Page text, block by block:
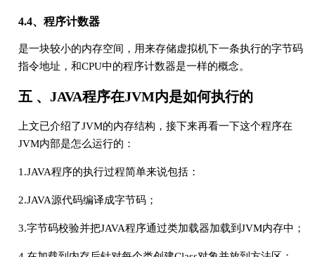
4.4、程序计数器
是一块较小的内存空间，用来存储虚拟机下一条执行的字节码
指令地址，和CPU中的程序计数器是一样的概念。
五 、JAVA程序在JVM内是如何执行的
上文已介绍了JVM的内存结构，接下来再看一下这个程序在
JVM内部是怎么运行的：
1.JAVA程序的执行过程简单来说包括：
2.JAVA源代码编译成字节码；
3.字节码校验并把JAVA程序通过类加载器加载到JVM内存中；